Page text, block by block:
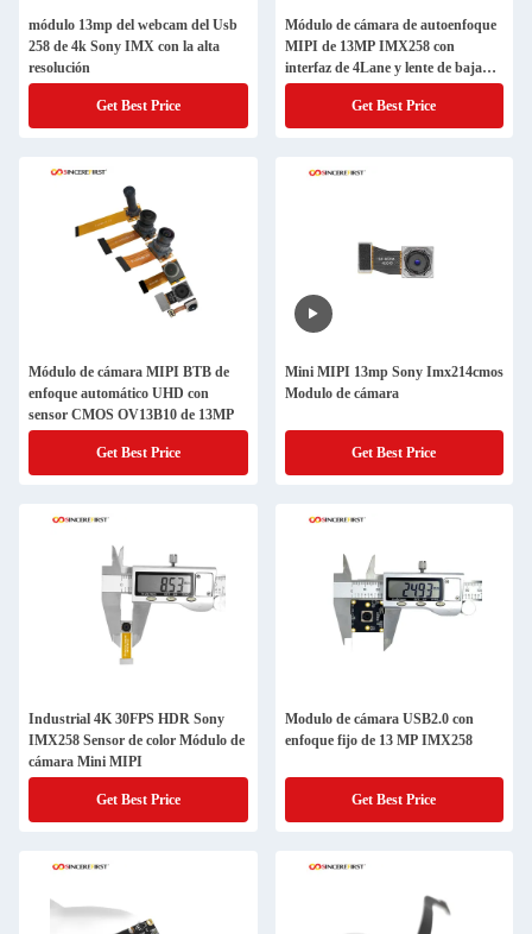
módulo 13mp del webcam del Usb
258 de 4k Sony IMX con la alta
resolución
Get Best Price
Módulo de cámara de autoenfoque
MIPI de 13MP IMX258 con
interfaz de 4Lane y lente de baja
distorsión
Get Best Price
Módulo de cámara MIPI BTB de
enfoque automático UHD con
sensor CMOS OV13B10 de 13MP
Get Best Price
Mini MIPI 13mp Sony Imx214cmos
Modulo de cámara
Get Best Price
Industrial 4K 30FPS HDR Sony
IMX258 Sensor de color Módulo de
cámara Mini MIPI
Get Best Price
Modulo de cámara USB2.0 con
enfoque fijo de 13 MP IMX258
Get Best Price